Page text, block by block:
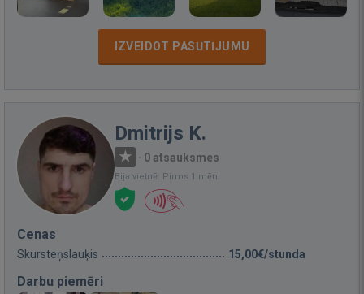
IZVEIDOT PASŪTĪJUMU
Dmitrijs K.
· 0 atsauksmes
Bija vietnē: Pirms 1 mēn.
Cenas
Skursteņslauķis 15,00€/stunda
Darbu piemēri